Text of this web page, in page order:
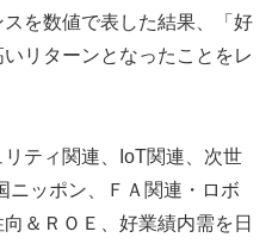
を数値で表した結果、「好
リターンとなったことをレ
ティ関連、IoT関連、次世
ニッポン、ＦＡ関連・ロボ
＆ＲＯＥ、好業績内需を日